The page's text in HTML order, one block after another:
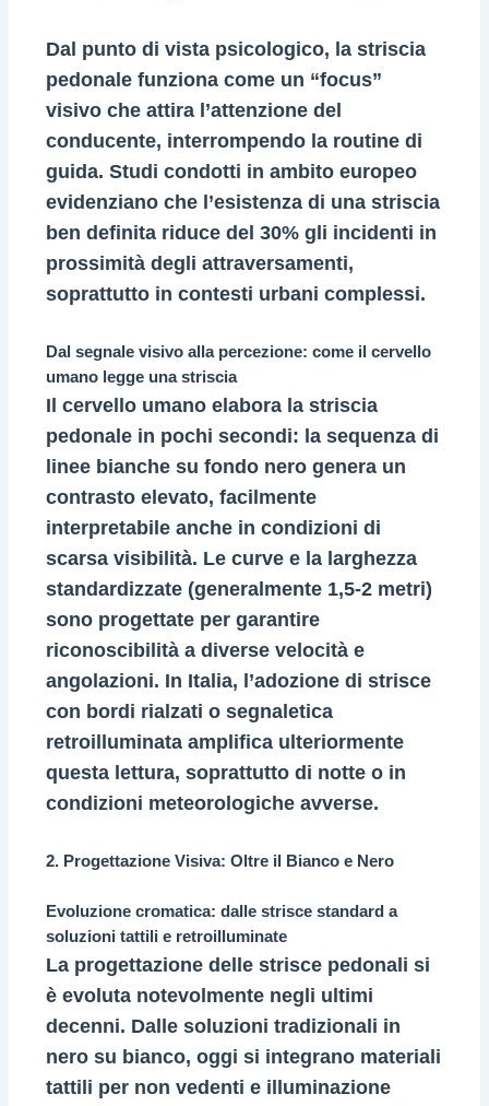
Dal punto di vista psicologico, la striscia
pedonale funziona come un “focus”
visivo che attira l’attenzione del
conducente, interrompendo la routine di
guida. Studi condotti in ambito europeo
evidenziano che l’esistenza di una striscia
ben definita riduce del 30% gli incidenti in
prossimità degli attraversamenti,
soprattutto in contesti urbani complessi.
Dal segnale visivo alla percezione: come il cervello
umano legge una striscia
Il cervello umano elabora la striscia
pedonale in pochi secondi: la sequenza di
linee bianche su fondo nero genera un
contrasto elevato, facilmente
interpretabile anche in condizioni di
scarsa visibilità. Le curve e la larghezza
standardizzate (generalmente 1,5-2 metri)
sono progettate per garantire
riconoscibilità a diverse velocità e
angolazioni. In Italia, l’adozione di strisce
con bordi rialzati o segnaletica
retroilluminata amplifica ulteriormente
questa lettura, soprattutto di notte o in
condizioni meteorologiche avverse.
2. Progettazione Visiva: Oltre il Bianco e Nero
Evoluzione cromatica: dalle strisce standard a
soluzioni tattili e retroilluminate
La progettazione delle strisce pedonali si
è evoluta notevolmente negli ultimi
decenni. Dalle soluzioni tradizionali in
nero su bianco, oggi si integrano materiali
tattili per non vedenti e illuminazione